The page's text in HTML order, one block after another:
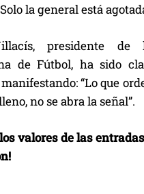
la general está
presidente de
de Fútbol, ha sido
“Lo que
no se abra la señal”.
valores de las